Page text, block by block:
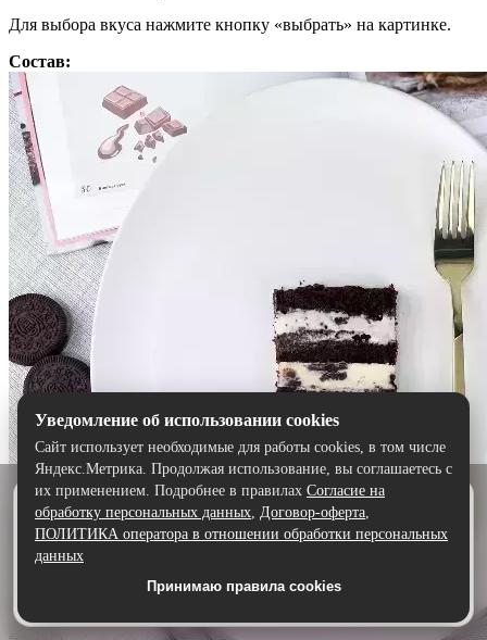
Для выбора вкуса нажмите кнопку «выбрать» на картинке.
Состав:
Удобнее в приложении
Скачайте приложение — быстрее и комфортнее,
чем через сайт.
Скачать в Google Play
Уведомление об использовании cookies
Сайт использует необходимые для работы cookies, в том числе
Яндекс.Метрика. Продолжая использование, вы соглашаетесь с
их применением. Подробнее в правилах Согласие на
обработку персональных данных, Договор-оферта,
ПОЛИТИКА оператора в отношении обработки персональных
данных
Принимаю правила cookies